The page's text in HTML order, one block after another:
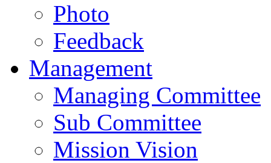
Photo
Feedback
Management
Managing Committee
Sub Committee
Mission Vision